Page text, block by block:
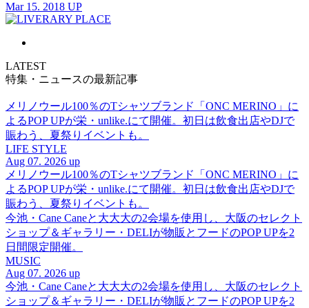
Mar 15. 2018 UP
LATEST
特集・ニュースの最新記事
メリノウール100％のTシャツブランド「ONC MERINO」に
よるPOP UPが栄・unlike.にて開催。初日は飲食出店やDJで
賑わう、夏祭りイベントも。
LIFE STYLE
Aug 07. 2026 up
メリノウール100％のTシャツブランド「ONC MERINO」に
よるPOP UPが栄・unlike.にて開催。初日は飲食出店やDJで
賑わう、夏祭りイベントも。
今池・Cane Caneと大大大の2会場を使用し、大阪のセレクト
ショップ＆ギャラリー・DELIが物販とフードのPOP UPを2
日間限定開催。
MUSIC
Aug 07. 2026 up
今池・Cane Caneと大大大の2会場を使用し、大阪のセレクト
ショップ＆ギャラリー・DELIが物販とフードのPOP UPを2